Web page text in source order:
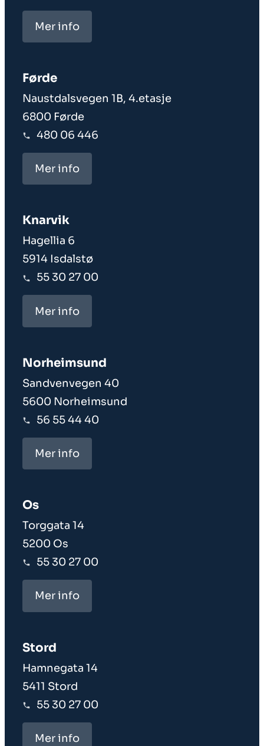
Mer info
Førde
Naustdalsvegen 1B, 4.etasje
6800 Førde
480 06 446
Mer info
Knarvik
Hagellia 6
5914 Isdalstø
55 30 27 00
Mer info
Norheim­sund
Sandvenvegen 40
5600 Norheimsund
56 55 44 40
Mer info
Os
Torggata 14
5200 Os
55 30 27 00
Mer info
Stord
Hamnegata 14
5411 Stord
55 30 27 00
Mer info